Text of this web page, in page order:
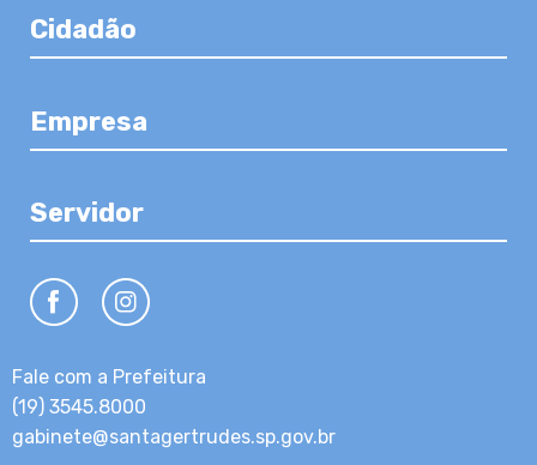
Cidadão
Empresa
Servidor
Fale com a Prefeitura
(19) 3545.8000
gabinete@santagertrudes.sp.gov.br